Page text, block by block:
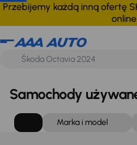
Przebijemy każdą inną ofertę
online
Samochody
Marka i model